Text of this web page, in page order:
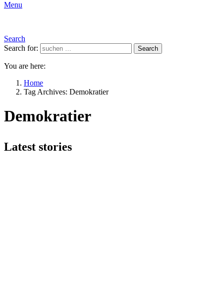
Menu
Search
Search for:
Search
You are here:
Home
Tag Archives: Demokratier
Demokratier
Latest stories